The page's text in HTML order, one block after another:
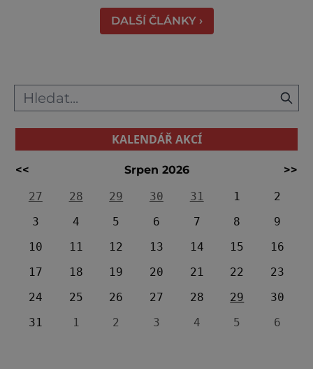
DALŠÍ ČLÁNKY ›
KALENDÁŘ AKCÍ
<< Srpen 2026
>>
27
28 29 30 31 1
2
3
4 5 6 7 8
9
10
11 12 13 14 15
16
17
18 19 20 21 22
23
24
25 26 27 28 29
30
31
1 2 3 4 5 6